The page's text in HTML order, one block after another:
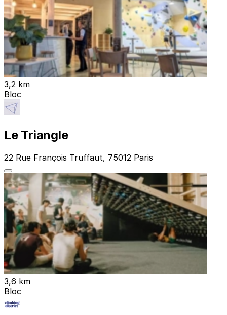
3,2 km
Bloc
Le Triangle
22 Rue François Truffaut, 75012 Paris
3,6 km
Bloc